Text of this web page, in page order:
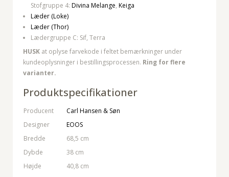
Stofgruppe 4: Divina Melange, Keiga
Læder (Loke)
Læder (Thor)
Lædergruppe C: Sif, Terra
HUSK at oplyse farvekode i feltet bemærkninger under
kundeoplysninger i bestillingsprocessen. Ring for flere
varianter.
Produktspecifikationer
Producent
Carl Hansen & Søn
Designer
EOOS
Bredde
68,5 cm
Dybde
38 cm
Højde
40,8 cm